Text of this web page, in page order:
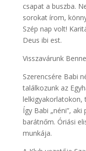
csapat a buszba.
sorokat írom,
Szép nap volt!
Deus ibi est.
Visszavárunk
Szerencsére Babi
találkozunk az
lelkigyakorlatokon,
Így Babi „néni”,
barátnőm. Óriási
munkája.